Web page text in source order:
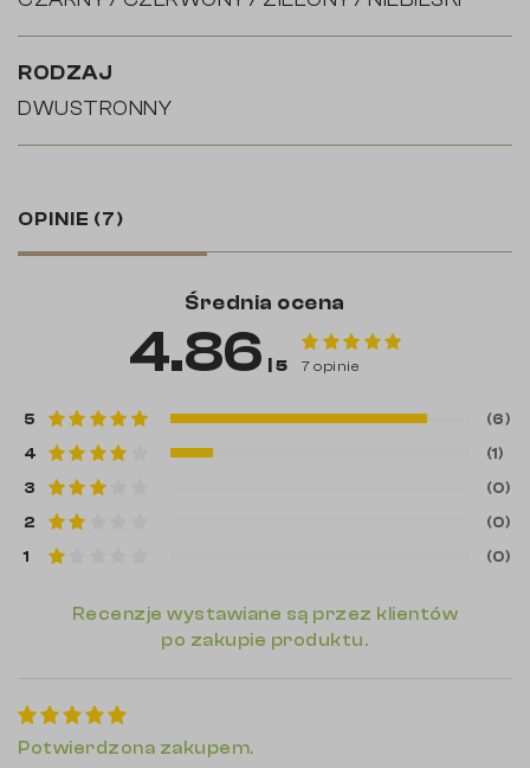
RODZAJ
DWUSTRONNY
OPINIE (7)
Średnia ocena
4.86 | 5 7 opinie
5
(6)
4
(1)
3
(0)
2
(0)
1
(0)
Recenzje wystawiane są przez klientów
po zakupie produktu.
Potwierdzona zakupem.